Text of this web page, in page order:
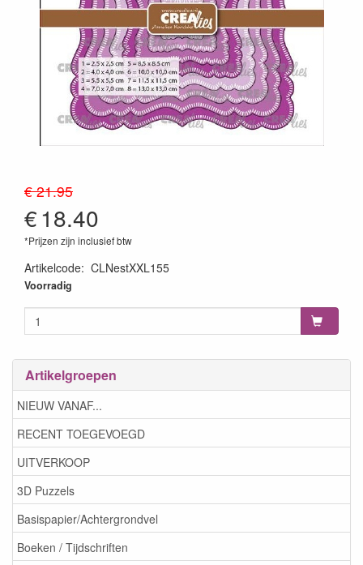
Artikelgroepen
NIEUW VANAF...
RECENT TOEGEVOEGD
UITVERKOOP
3D Puzzels
Basispapier/Achtergrondvel
Boeken / Tijdschriften
€ 21.95
€18.40
*Prijzen zijn inclusief btw
Artikelcode: CLNestXXL155
8720143089503
Voorradig